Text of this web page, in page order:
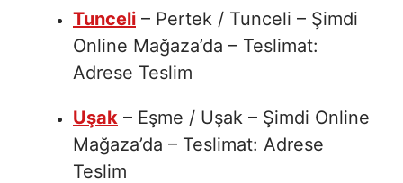
Tunceli – Pertek / Tunceli – Şimdi
Online Mağaza’da – Teslimat:
Adrese Teslim
Uşak – Eşme / Uşak – Şimdi Online
Mağaza’da – Teslimat: Adrese
Teslim